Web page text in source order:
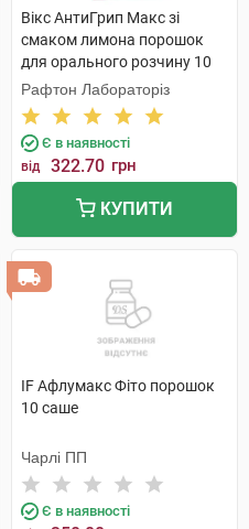
Вікс АнтиГрип Макс зі
смаком лимона порошок
для орального розчину 10
саше
Рафтон Лабораторіз
Є в наявності
від 322.70 грн
КУПИТИ
IF Афлумакс Фіто порошок
10 саше
Чарлі ПП
Є в наявності